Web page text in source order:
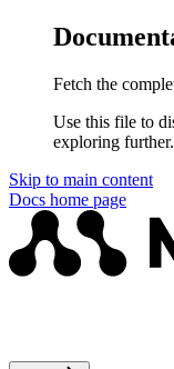
Fetch the
Use this file to
exploring further.
Skip to main content
Docs home page